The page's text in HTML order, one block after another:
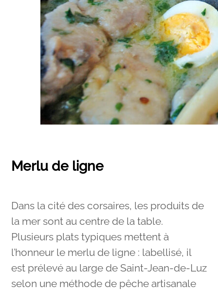
Merlu de ligne
Dans la cité des corsaires, les produits de
la mer sont au centre de la table.
Plusieurs plats typiques mettent à
l’honneur le merlu de ligne : labellisé, il
est prélevé au large de Saint-Jean-de-Luz
selon une méthode de pêche artisanale